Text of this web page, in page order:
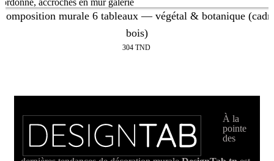
murale 6 tableaux — végétal & botanique
bois)
304 TND
À la
pointe
des